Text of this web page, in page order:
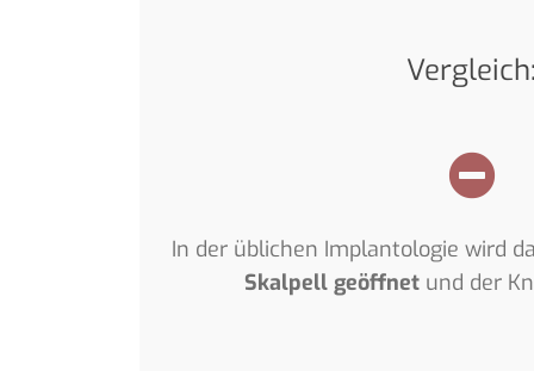
In der üblichen Implantologie wird
Skalpell geöffnetund der